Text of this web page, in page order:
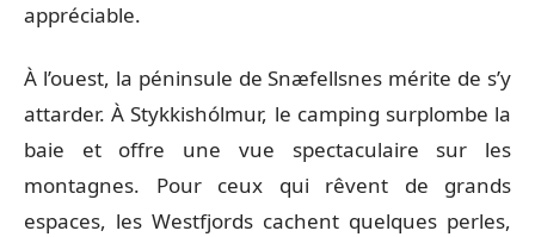
appréciable.
À l’ouest, la péninsule de Snæfellsnes mérite de s’y
attarder. À Stykkishólmur, le camping surplombe la
baie et offre une vue spectaculaire sur les
montagnes. Pour ceux qui rêvent de grands
espaces, les Westfjords cachent quelques perles,